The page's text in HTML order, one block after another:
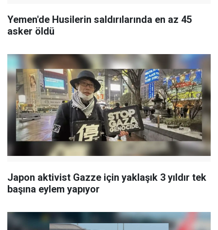
Yemen'de Husilerin saldırılarında en az 45
asker öldü
Japon aktivist Gazze için yaklaşık 3 yıldır tek
başına eylem yapıyor